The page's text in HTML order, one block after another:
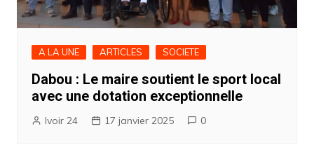
A LA UNE ARTICLES SOCIETE
Dabou : Le maire soutient le sport local
avec une dotation exceptionnelle
Ivoir 24 17 janvier 2025 0